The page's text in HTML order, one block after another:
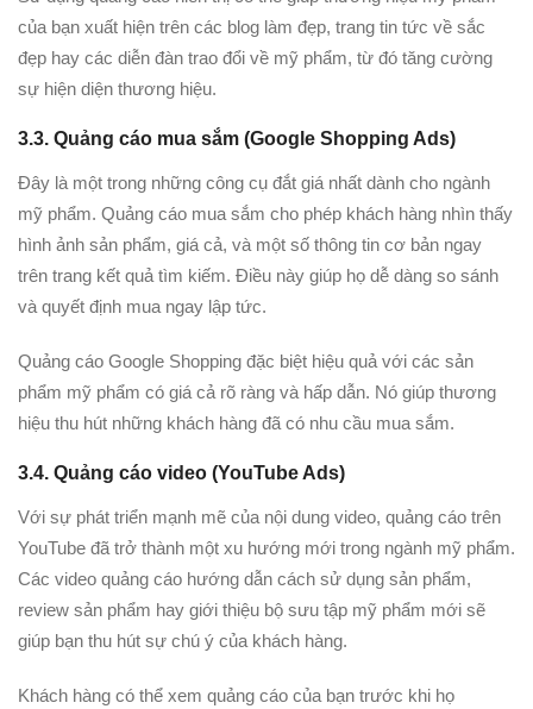
của bạn xuất hiện trên các blog làm đẹp, trang tin tức về sắc
đẹp hay các diễn đàn trao đổi về mỹ phẩm, từ đó tăng cường
sự hiện diện thương hiệu.
3.3. Quảng cáo mua sắm (Google Shopping Ads)
Đây là một trong những công cụ đắt giá nhất dành cho ngành
mỹ phẩm. Quảng cáo mua sắm cho phép khách hàng nhìn thấy
hình ảnh sản phẩm, giá cả, và một số thông tin cơ bản ngay
trên trang kết quả tìm kiếm. Điều này giúp họ dễ dàng so sánh
và quyết định mua ngay lập tức.
Quảng cáo Google Shopping đặc biệt hiệu quả với các sản
phẩm mỹ phẩm có giá cả rõ ràng và hấp dẫn. Nó giúp thương
hiệu thu hút những khách hàng đã có nhu cầu mua sắm.
3.4. Quảng cáo video (YouTube Ads)
Với sự phát triển mạnh mẽ của nội dung video, quảng cáo trên
YouTube đã trở thành một xu hướng mới trong ngành mỹ phẩm.
Các video quảng cáo hướng dẫn cách sử dụng sản phẩm,
review sản phẩm hay giới thiệu bộ sưu tập mỹ phẩm mới sẽ
giúp bạn thu hút sự chú ý của khách hàng.
Khách hàng có thể xem quảng cáo của bạn trước khi họ